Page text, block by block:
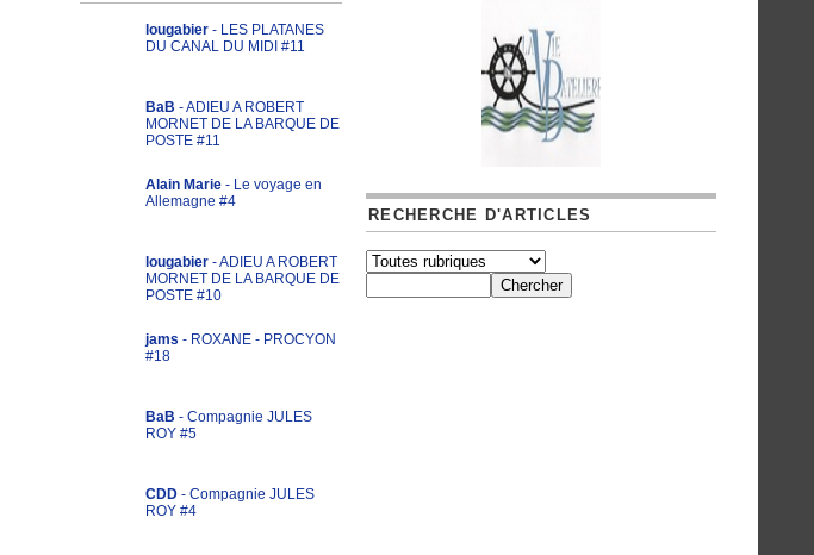
lougabier - LES PLATANES
DU CANAL DU MIDI #11
BaB - ADIEU A ROBERT
MORNET DE LA BARQUE DE
POSTE #11
Alain Marie - Le voyage en
Allemagne #4
lougabier - ADIEU A ROBERT
MORNET DE LA BARQUE DE
POSTE #10
jams - ROXANE - PROCYON
#18
BaB - Compagnie JULES
ROY #5
CDD - Compagnie JULES
ROY #4
RECHERCHE D'ARTICLES